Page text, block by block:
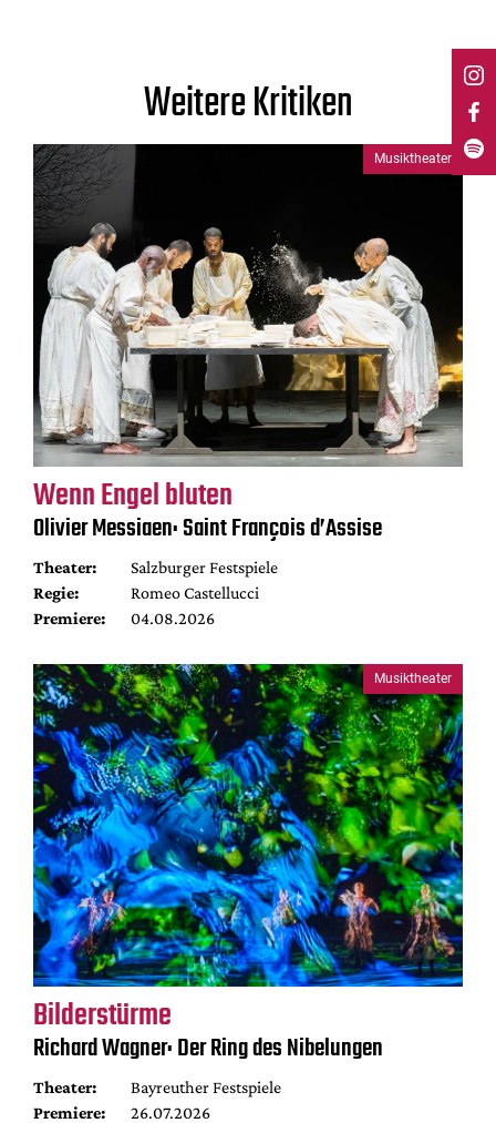
Weitere Kritiken
Musiktheater
Wenn Engel bluten
Olivier Messiaen: Saint François d’Assise
Theater:
Salzburger Festspiele
Regie:
Romeo Castellucci
Premiere:
04.08.2026
Musiktheater
Bilderstürme
Richard Wagner: Der Ring des Nibelungen
Theater:
Bayreuther Festspiele
Premiere:
26.07.2026